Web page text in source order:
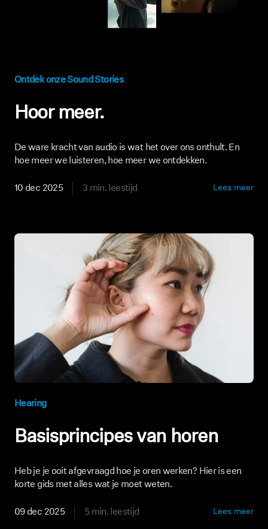
Ontdek onze Sound Stories
Hoor meer.
De ware kracht van audio is wat het over ons onthult. En
hoe meer we luisteren, hoe meer we ontdekken.
10 dec 2025 3 min. leestijd Lees meer
Hearing
Basisprincipes van horen
Heb je je ooit afgevraagd hoe je oren werken? Hier is een
korte gids met alles wat je moet weten.
09 dec 2025 5 min. leestijd Lees meer